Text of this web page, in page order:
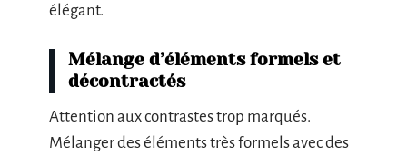
élégant.
Mélange d’éléments formels et
décontractés
Attention aux contrastes trop marqués.
Mélanger des éléments très formels avec des